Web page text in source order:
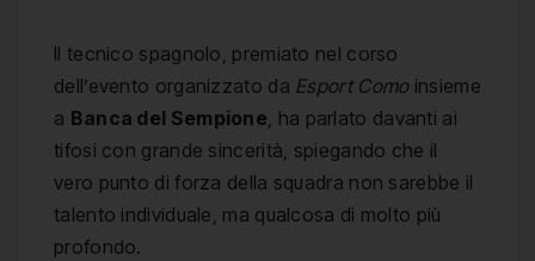
Il tecnico spagnolo, premiato nel corso
dell’evento organizzato da Esport Comoinsieme
a Banca del Sempione, ha parlato davanti ai
tifosi con grande sincerità, spiegando che il
vero punto di forza della squadra non sarebbe il
talento individuale, ma qualcosa di molto più
profondo.